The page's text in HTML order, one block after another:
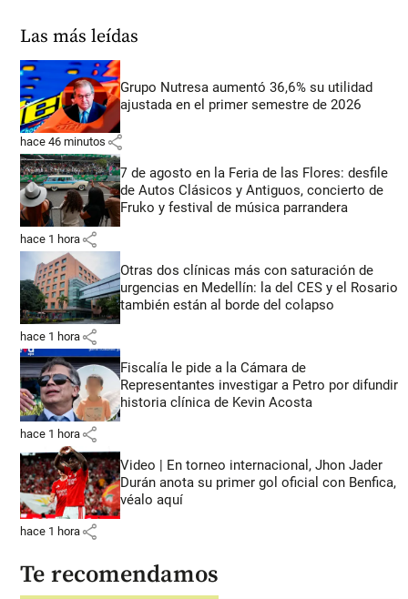
Las más leídas
Grupo Nutresa aumentó 36,6% su utilidad
ajustada en el primer semestre de 2026
hace 46 minutos share
7 de agosto en la Feria de las Flores: desfile
de Autos Clásicos y Antiguos, concierto de
Fruko y festival de música parrandera
hace 1 hora share
Otras dos clínicas más con saturación de
urgencias en Medellín: la del CES y el Rosario
también están al borde del colapso
hace 1 hora share
Fiscalía le pide a la Cámara de
Representantes investigar a Petro por difundir
historia clínica de Kevin Acosta
hace 1 hora share
Video | En torneo internacional, Jhon Jader
Durán anota su primer gol oficial con Benfica,
véalo aquí
hace 1 hora share
Te recomendamos